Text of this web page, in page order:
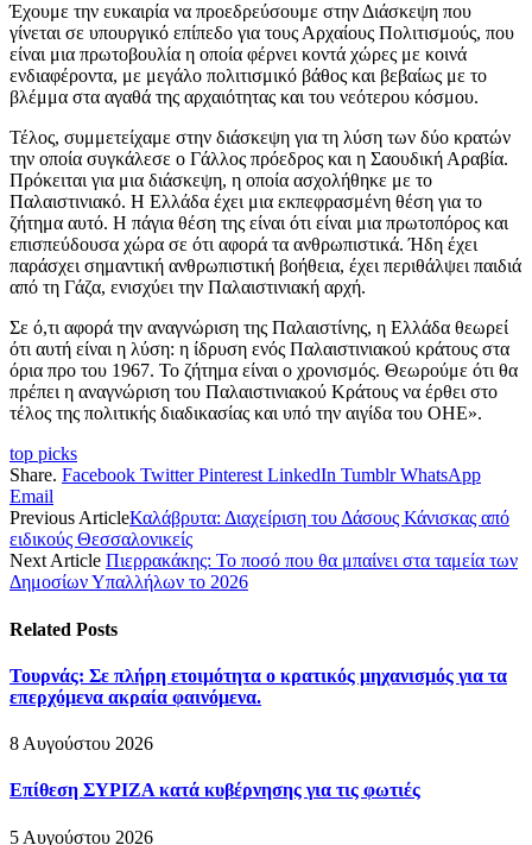
Έχουμε την ευκαιρία να προεδρεύσουμε στην Διάσκεψη που
γίνεται σε υπουργικό επίπεδο για τους Αρχαίους Πολιτισμούς, που
είναι μια πρωτοβουλία η οποία φέρνει κοντά χώρες με κοινά
ενδιαφέροντα, με μεγάλο πολιτισμικό βάθος και βεβαίως με το
βλέμμα στα αγαθά της αρχαιότητας και του νεότερου κόσμου.
Τέλος, συμμετείχαμε στην διάσκεψη για τη λύση των δύο κρατών
την οποία συγκάλεσε ο Γάλλος πρόεδρος και η Σαουδική Αραβία.
Πρόκειται για μια διάσκεψη, η οποία ασχολήθηκε με το
Παλαιστινιακό. Η Ελλάδα έχει μια εκπεφρασμένη θέση για το
ζήτημα αυτό. Η πάγια θέση της είναι ότι είναι μια πρωτοπόρος και
επισπεύδουσα χώρα σε ότι αφορά τα ανθρωπιστικά. Ήδη έχει
παράσχει σημαντική ανθρωπιστική βοήθεια, έχει περιθάλψει παιδιά
από τη Γάζα, ενισχύει την Παλαιστινιακή αρχή.
Σε ό,τι αφορά την αναγνώριση της Παλαιστίνης, η Ελλάδα θεωρεί
ότι αυτή είναι η λύση: η ίδρυση ενός Παλαιστινιακού κράτους στα
όρια πρo του 1967. Το ζήτημα είναι ο χρονισμός. Θεωρούμε ότι θα
πρέπει η αναγνώριση του Παλαιστινιακού Κράτους να έρθει στο
τέλος της πολιτικής διαδικασίας και υπό την αιγίδα του ΟΗΕ».
top picks
Share. Facebook Twitter Pinterest LinkedIn Tumblr WhatsApp
Email
Previous ArticleΚαλάβρυτα: Διαχείριση του Δάσους Κάνισκας από
ειδικούς Θεσσαλονικείς
Next Article Πιερρακάκης: Το ποσό που θα μπαίνει στα ταμεία των
Δημοσίων Υπαλλήλων το 2026
Related Posts
Τουρνάς: Σε πλήρη ετοιμότητα ο κρατικός μηχανισμός για τα
επερχόμενα ακραία φαινόμενα.
8 Αυγούστου 2026
Επίθεση ΣΥΡΙΖΑ κατά κυβέρνησης για τις φωτιές
5 Αυγούστου 2026